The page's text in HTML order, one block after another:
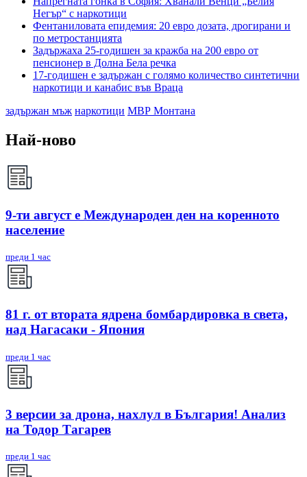
Негър“ с наркотици
Фентаниловата епидемия: 20 евро дозата, дрогирани и
по метростанцията
Задържаха 25-годишен за кражба на 200 евро от
пенсионер в Долна Бела речка
17-годишен е задържан с голямо количество синтетични
наркотици и канабис във Враца
задържан мъж наркотици МВР Монтана
Най-ново
9-ти август е Международен ден на коренното
население
преди 1 час
81 г. от втората ядрена бомбардировка в света,
над Нагасаки - Япония
преди 1 час
3 версии за дрона, нахлул в България! Анализ
на Тодор Тагарев
преди 1 час